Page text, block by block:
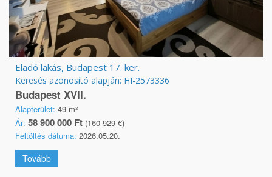
Eladó lakás, Budapest 17. ker.
Keresés azonosító alapján: HI-2573336
Budapest XVII.
Alapterület: 49 m²
Ár: 58 900 000 Ft (160 929 €)
Feltöltés dátuma: 2026.05.20.
Tovább